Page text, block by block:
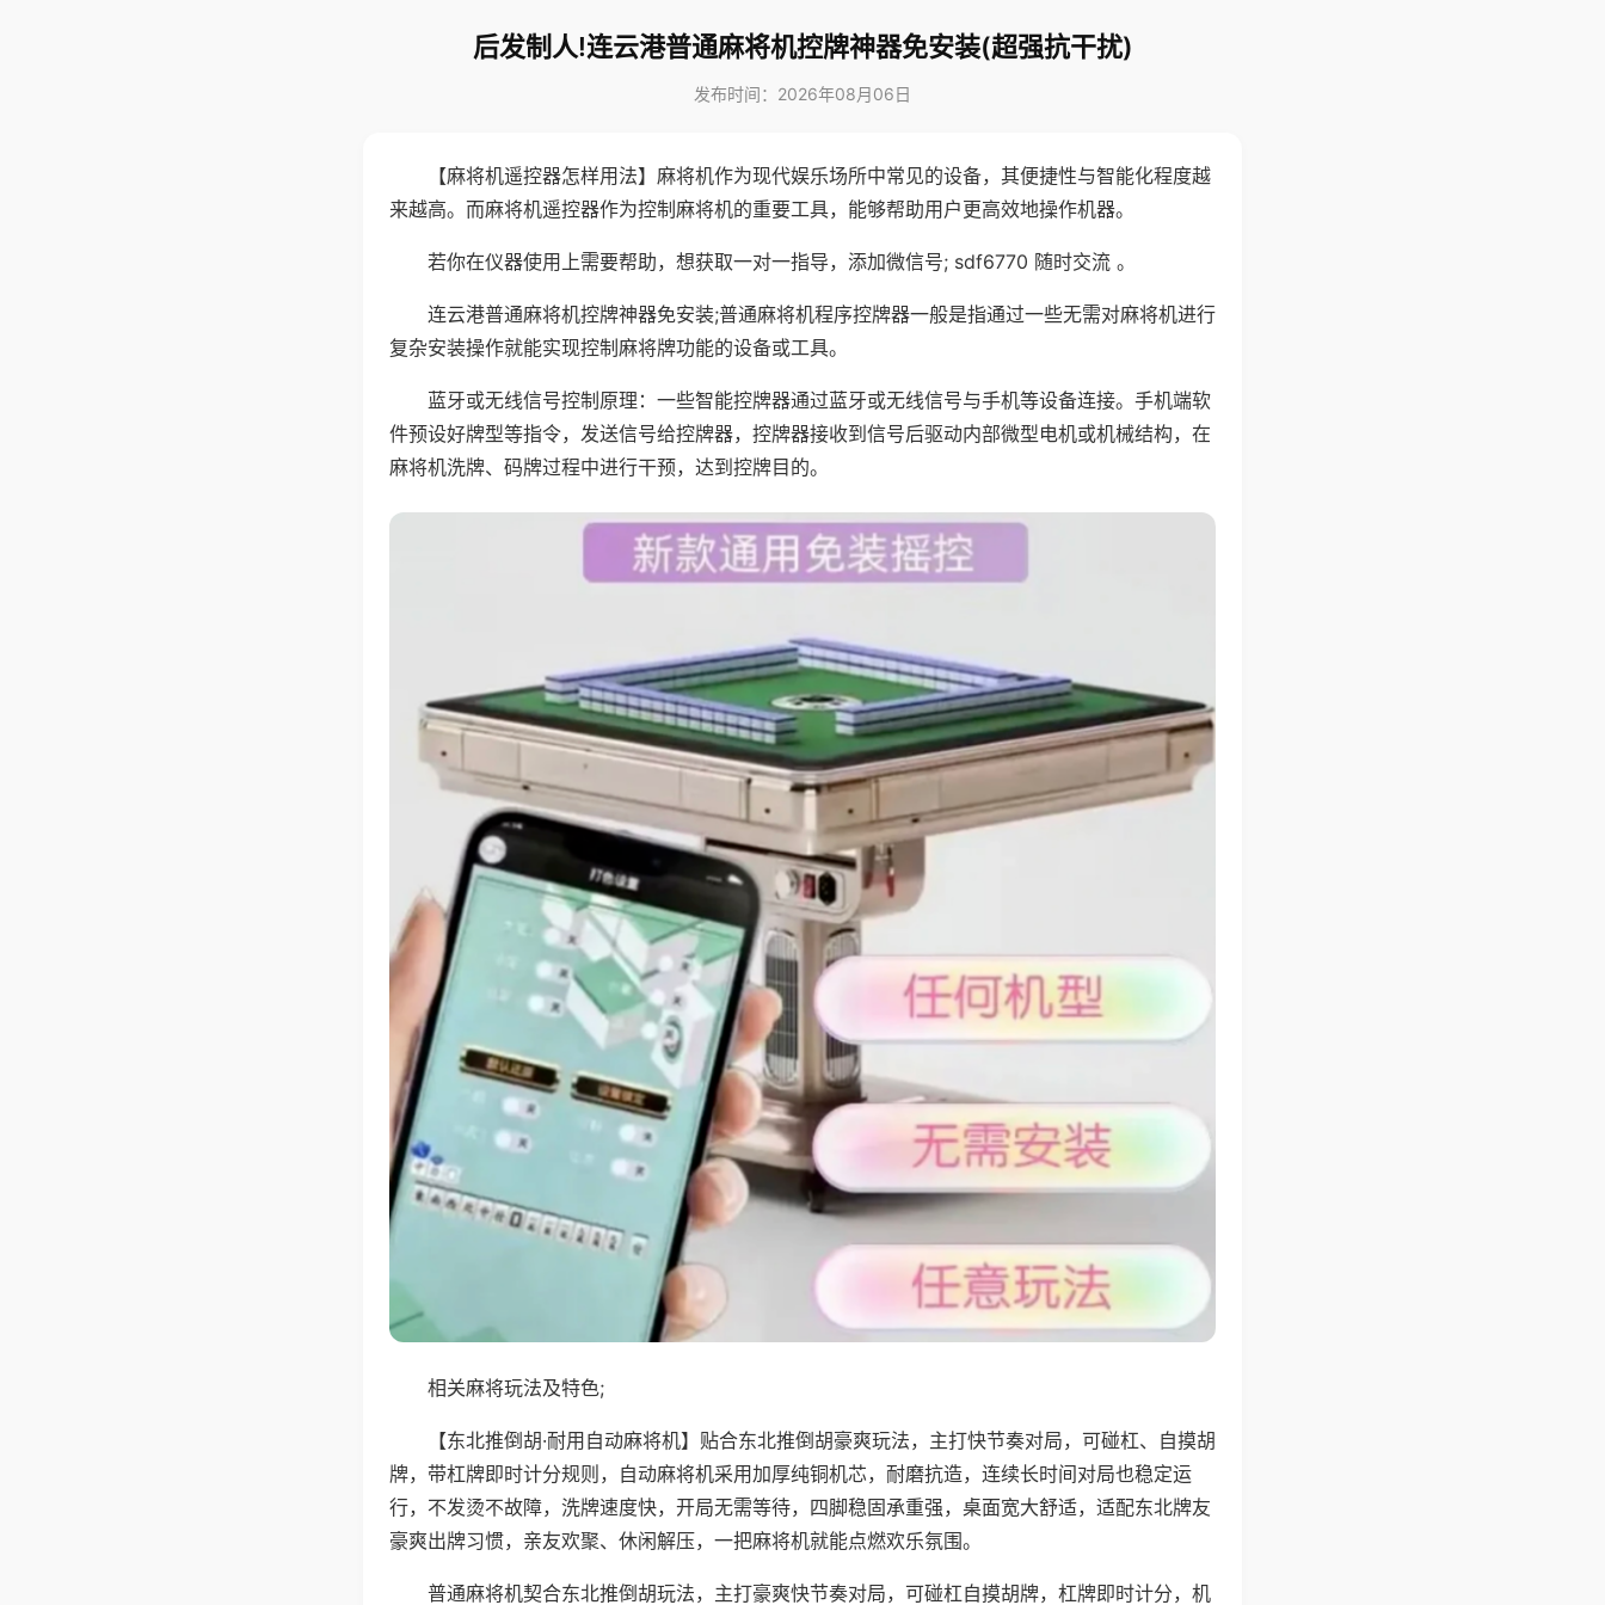
后发制人!连云港普通麻将机控牌神器免安装(超强抗干扰)
发布时间：2026年08月06日
【麻将机遥控器怎样用法】麻将机作为现代娱乐场所中常见的设备，其便捷性与智能化程度越
来越高。而麻将机遥控器作为控制麻将机的重要工具，能够帮助用户更高效地操作机器。
若你在仪器使用上需要帮助，想获取一对一指导，添加微信号; sdf6770 随时交流 。
连云港普通麻将机控牌神器免安装;普通麻将机程序控牌器一般是指通过一些无需对麻将机进行
复杂安装操作就能实现控制麻将牌功能的设备或工具。
蓝牙或无线信号控制原理：一些智能控牌器通过蓝牙或无线信号与手机等设备连接。手机端软
件预设好牌型等指令，发送信号给控牌器，控牌器接收到信号后驱动内部微型电机或机械结构，在
麻将机洗牌、码牌过程中进行干预，达到控牌目的。
相关麻将玩法及特色;
【东北推倒胡·耐用自动麻将机】贴合东北推倒胡豪爽玩法，主打快节奏对局，可碰杠、自摸胡
牌，带杠牌即时计分规则，自动麻将机采用加厚纯铜机芯，耐磨抗造，连续长时间对局也稳定运
行，不发烫不故障，洗牌速度快，开局无需等待，四脚稳固承重强，桌面宽大舒适，适配东北牌友
豪爽出牌习惯，亲友欢聚、休闲解压，一把麻将机就能点燃欢乐氛围。
普通麻将机契合东北推倒胡玩法，主打豪爽快节奏对局，可碰杠自摸胡牌，杠牌即时计分，机